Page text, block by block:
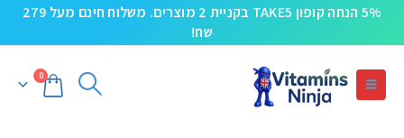
5% הנחה קופון TAKE5 בקניית 2 מוצרים. משלוח חינם מעל 279
שח!
0